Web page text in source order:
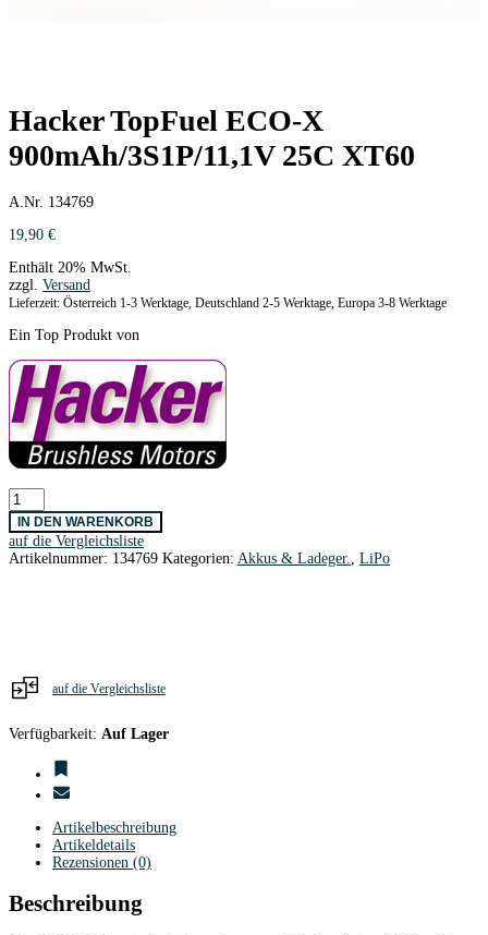
Hacker TopFuel ECO-X
900mAh/3S1P/11,1V 25C XT60
A.Nr. 134769
19,90 €
Enthält 20% MwSt.
zzgl. Versand
Lieferzeit: Österreich 1-3 Werktage, Deutschland 2-5 Werktage, Europa 3-8 Werktage
Ein Top Produkt von
Hacker
TopFuel
ECO-
X
900mAh/3S1P/11,1V
IN DEN WARENKORB
auf die Vergleichsliste
Artikelnummer: 134769 Kategorien: Akkus & Ladeger. LiPo
auf die Vergleichsliste
Verfügbarkeit: Auf Lager
Artikelbeschreibung
Artikeldetails
Rezensionen (0)
Beschreibung